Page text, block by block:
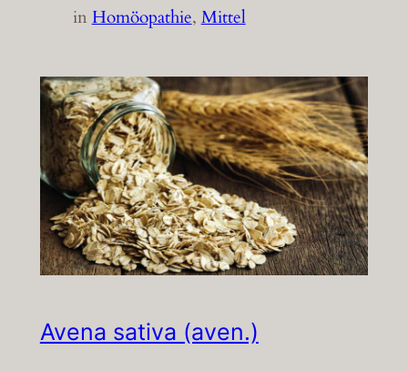
inHomöopathie, Mittel
Avena sativa (aven.)